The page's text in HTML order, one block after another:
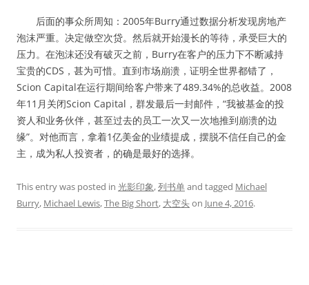
后面的事众所周知：2005年Burry通过数据分析发现房地产
泡沫严重。决定做空次贷。然后就开始漫长的等待，承受巨大的
压力。在泡沫还没有破灭之前，Burry在客户的压力下不断减持
宝贵的CDS，甚为可惜。直到市场崩溃，证明全世界都错了，
Scion Capital在运行期间给客户带来了489.34%的总收益。2008
年11月关闭Scion Capital，群发最后一封邮件，“我被基金的投
资人和业务伙伴，甚至过去的员工一次又一次地推到崩溃的边
缘”。对他而言，拿着1亿美金的业绩提成，摆脱不信任自己的金
主，成为私人投资者，的确是最好的选择。
This entry was posted in 光影印象,列书单and tagged Michael
Burry, Michael Lewis,The Big Short, 大空头on June 4, 2016.